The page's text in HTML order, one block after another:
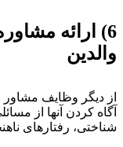
ارائه
دیگر وظایف مشاور
کردن آنها از
رفتارهای